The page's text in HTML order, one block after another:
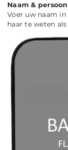
Naam &
Voer uw naam
haar te weten